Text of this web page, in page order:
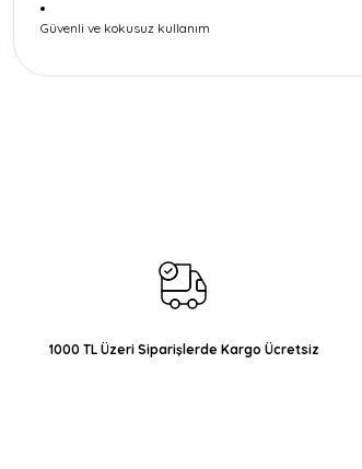
Güvenli ve kokusuz kullanım
Ürün fiyatı diğer sitelerden daha pahalı.
Bu ürüne benzer farklı alternatifler olmalı.
1000 TL Üzeri Siparişlerde Kargo Ücretsiz